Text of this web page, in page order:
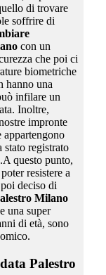
di trovare
soffrire di
con un
che poi ci
biometriche
hanno una
infilare un
Inoltre,
impronte
registrato
questo punto,
resistere a
deciso di
Milano
una super
di età, sono
Palestro